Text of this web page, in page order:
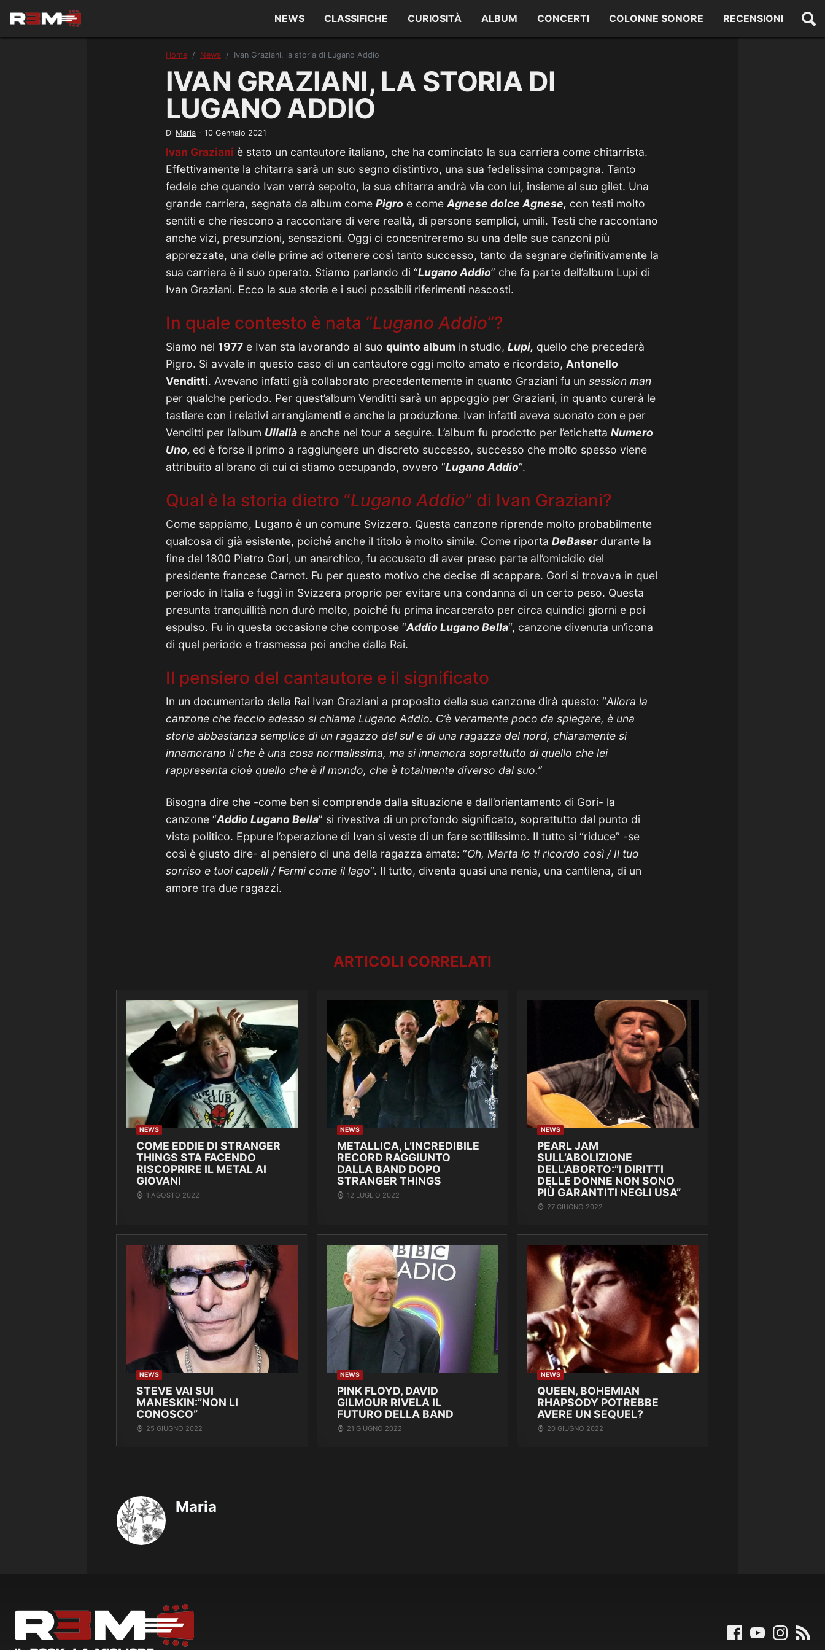
NEWS CLASSIFICHE CURIOSITÀ ALBUM CONCERTI COLONNE SONORE RECENSIONI
Home News Ivan Graziani, la storia di Lugano Addio
IVAN GRAZIANI, LA STORIA DI
LUGANO ADDIO
Di Maria - 10 Gennaio 2021
Ivan Graziani è stato un cantautore italiano, che ha cominciato la sua carriera come chitarrista.
Effettivamente la chitarra sarà un suo segno distintivo, una sua fedelissima compagna. Tanto
fedele che quando Ivan verrà sepolto, la sua chitarra andrà via con lui, insieme al suo gilet. Una
grande carriera, segnata da album come Pigro e come Agnese dolce Agnese, con testi molto
sentiti e che riescono a raccontare di vere realtà, di persone semplici, umili. Testi che raccontano
anche vizi, presunzioni, sensazioni. Oggi ci concentreremo su una delle sue canzoni più
apprezzate, una delle prime ad ottenere così tanto successo, tanto da segnare definitivamente la
sua carriera è il suo operato. Stiamo parlando di “Lugano Addio” che fa parte dell’album Lupi di
Ivan Graziani. Ecco la sua storia e i suoi possibili riferimenti nascosti.
In quale contesto è nata “Lugano Addio“?
Siamo nel 1977 e Ivan sta lavorando al suo quinto album in studio, Lupi, quello che precederà
Pigro. Si avvale in questo caso di un cantautore oggi molto amato e ricordato, Antonello
Venditti. Avevano infatti già collaborato precedentemente in quanto Graziani fu un session man
per qualche periodo. Per quest’album Venditti sarà un appoggio per Graziani, in quanto curerà le
tastiere con i relativi arrangiamenti e anche la produzione. Ivan infatti aveva suonato con e per
Venditti per l’album Ullallà e anche nel tour a seguire. L’album fu prodotto per l’etichetta Numero
Uno, ed è forse il primo a raggiungere un discreto successo, successo che molto spesso viene
attribuito al brano di cui ci stiamo occupando, ovvero “Lugano Addio“.
Qual è la storia dietro “Lugano Addio” di Ivan Graziani?
Come sappiamo, Lugano è un comune Svizzero. Questa canzone riprende molto probabilmente
qualcosa di già esistente, poiché anche il titolo è molto simile. Come riporta DeBaserdurante la
fine del 1800 Pietro Gori, un anarchico, fu accusato di aver preso parte all’omicidio del
presidente francese Carnot. Fu per questo motivo che decise di scappare. Gori si trovava in quel
periodo in Italia e fuggì in Svizzera proprio per evitare una condanna di un certo peso. Questa
presunta tranquillità non durò molto, poiché fu prima incarcerato per circa quindici giorni e poi
espulso. Fu in questa occasione che compose “Addio Lugano Bella“, canzone divenuta un’icona
di quel periodo e trasmessa poi anche dalla Rai.
Il pensiero del cantautore e il significato
In un documentario della Rai Ivan Graziani a proposito della sua canzone dirà questo: “Allora la
canzone che faccio adesso si chiama Lugano Addio. C’è veramente poco da spiegare, è una
storia abbastanza semplice di un ragazzo del sul e di una ragazza del nord, chiaramente si
innamorano il che è una cosa normalissima, ma si innamora soprattutto di quello che lei
rappresenta cioè quello che è il mondo, che è totalmente diverso dal suo.”
Bisogna dire che -come ben si comprende dalla situazione e dall’orientamento di Gori- la
canzone “Addio Lugano Bella” si rivestiva di un profondo significato, soprattutto dal punto di
vista politico. Eppure l’operazione di Ivan si veste di un fare sottilissimo. Il tutto si “riduce” -se
così è giusto dire- al pensiero di una della ragazza amata: “Oh, Marta io ti ricordo così / Il tuo
sorriso e tuoi capelli / Fermi come il lago“. Il tutto, diventa quasi una nenia, una cantilena, di un
amore tra due ragazzi.
ARTICOLI CORRELATI
NEWS
COME EDDIE DI STRANGER
THINGS STA FACENDO
RISCOPRIRE IL METAL AI
GIOVANI
1 AGOSTO 2022
NEWS
METALLICA, L’INCREDIBILE
RECORD RAGGIUNTO
DALLA BAND DOPO
STRANGER THINGS
12 LUGLIO 2022
NEWS
PEARL JAM
SULL’ABOLIZIONE
DELL’ABORTO:”I DIRITTI
DELLE DONNE NON SONO
PIÙ GARANTITI NEGLI USA”
27 GIUGNO 2022
NEWS
STEVE VAI SUI
MANESKIN:”NON LI
CONOSCO”
25 GIUGNO 2022
NEWS
PINK FLOYD, DAVID
GILMOUR RIVELA IL
FUTURO DELLA BAND
21 GIUGNO 2022
NEWS
QUEEN, BOHEMIAN
RHAPSODY POTREBBE
AVERE UN SEQUEL?
20 GIUGNO 2022
Maria